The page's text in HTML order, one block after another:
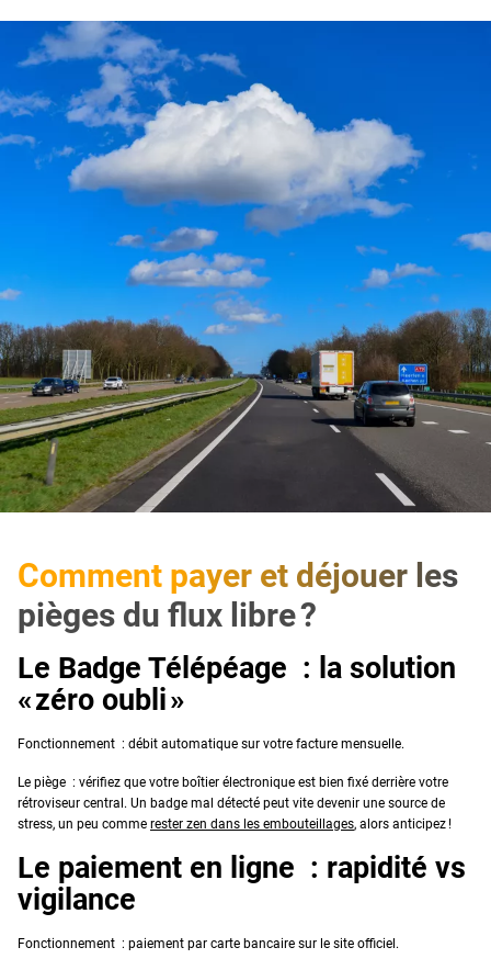
Comment payer et déjouer les
pièges du flux libre ?
Le Badge Télépéage : la solution
« zéro oubli »
Fonctionnement : débit automatique sur votre facture mensuelle.
Le piège : vérifiez que votre boîtier électronique est bien fixé derrière votre
rétroviseur central. Un badge mal détecté peut vite devenir une source de
stress, un peu comme rester zen dans les embouteillages, alors anticipez !
Le paiement en ligne : rapidité vs
vigilance
Fonctionnement : paiement par carte bancaire sur le site officiel.